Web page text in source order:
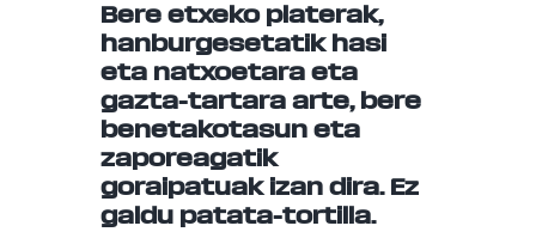
Bere etxeko platerak,
hanburgesetatik hasi
eta natxoetara eta
gazta-tartara arte, bere
benetakotasun eta
zaporeagatik
goraipatuak izan dira. Ez
galdu patata-tortilla.